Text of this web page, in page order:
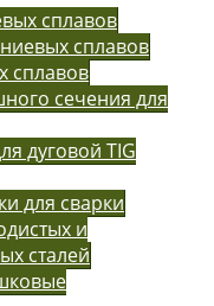
сплавов
сплавов
сплавов
сечения для
дуговой TIG
для сварки
и
сталей